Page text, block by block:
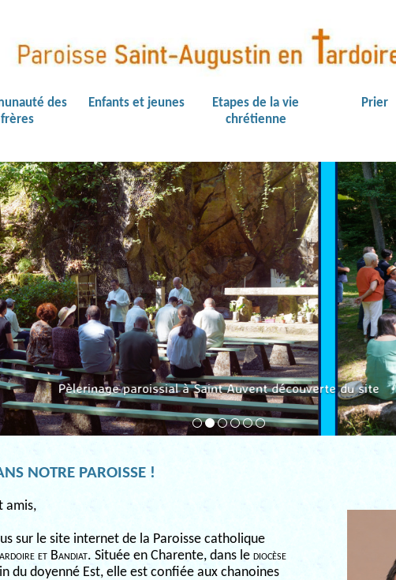
des
frères
Enfants et jeunes
Etapes de la vie
chrétienne
Prier
Pèlerinage paroissial à Saint Auvent découverte du site
NOTRE PAROISSE !
amis,
sur le site internet de la Paroisse catholique
et Bandiat. Située en Charente, dans lediocèse
du doyenné Est, elle est confiée aux chanoines